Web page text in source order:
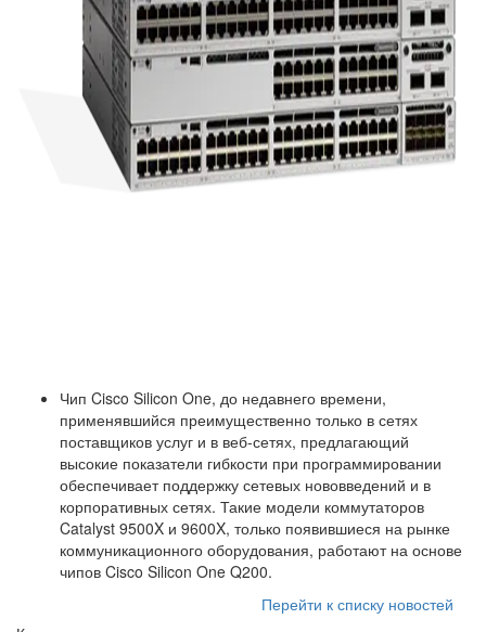
Чип Cisco Silicon One, до недавнего времени,
применявшийся преимущественно только в сетях
поставщиков услуг и в веб-сетях, предлагающий
высокие показатели гибкости при программировании
обеспечивает поддержку сетевых нововведений и в
корпоративных сетях. Такие модели коммутаторов
Catalyst 9500X и 9600X, только появившиеся на рынке
коммуникационного оборудования, работают на основе
чипов Cisco Silicon One Q200.
Перейти к списку новостей